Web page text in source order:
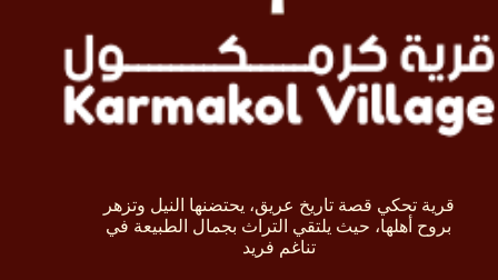
قرية تحكي قصة تاريخ عريق، يحتضنها النيل وتزهر
بروح أهلها، حيث يلتقي التراث بجمال الطبيعة في
تناغم فريد